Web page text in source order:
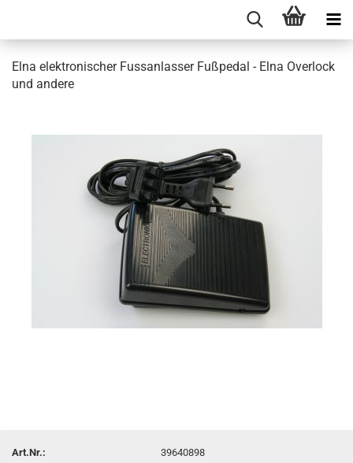
Elna elektronischer Fussanlasser Fußpedal - Elna Overlock
und andere
Art.Nr.:
39640898